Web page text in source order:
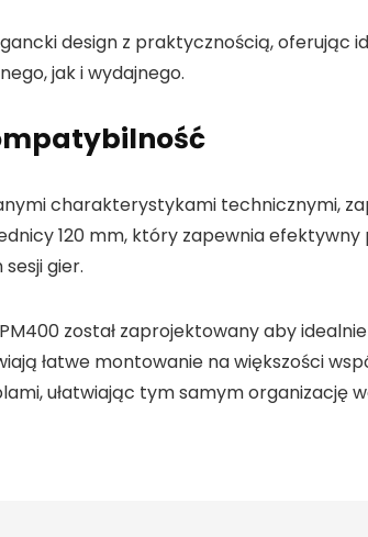
design z praktycznością,
jak i wydajnego.
charakterystykami technicznymi,
120 mm, który zapewnia
gier.
został zaprojektowany aby
łatwe montowanie na większości
ułatwiając tym samym organizację